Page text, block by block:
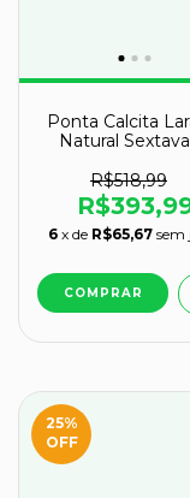
Ponta Calcita
Natural
R$518,99
6 x de R$65,67 sem
25%
OFF